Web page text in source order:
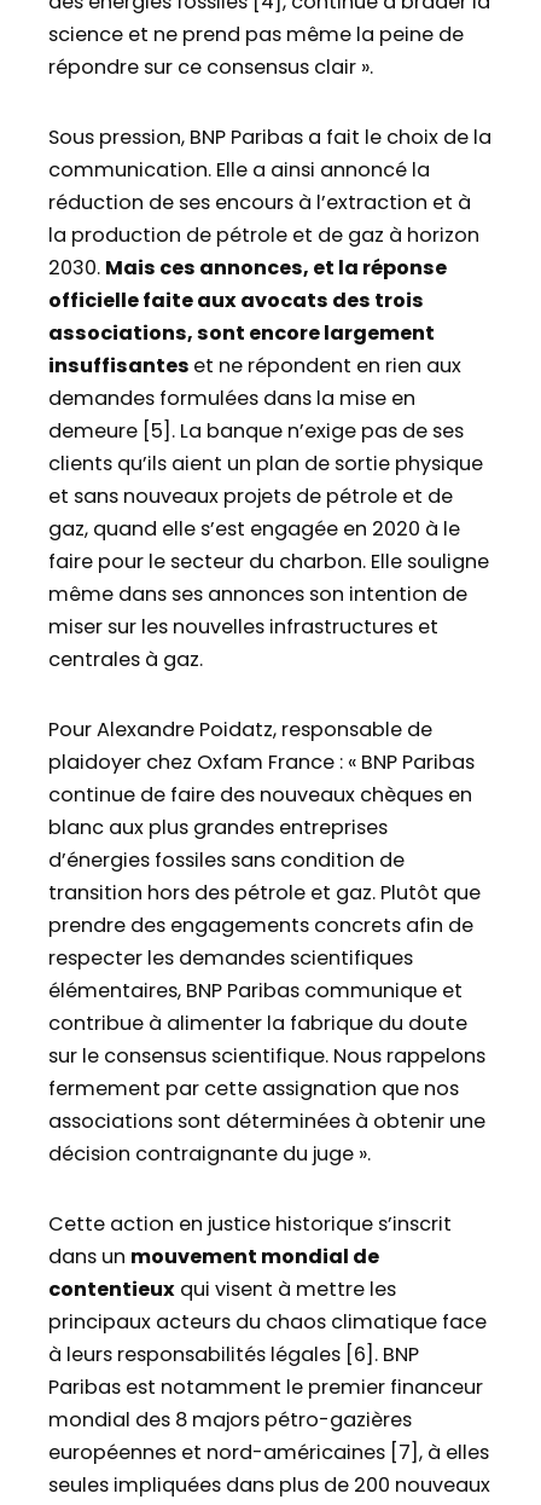
science et ne prend pas même la peine de
répondre sur ce consensus clair ».
Sous pression, BNP Paribas a fait le choix de la
communication. Elle a ainsi annoncé la
réduction de ses encours à l’extraction et à
la production de pétrole et de gaz à horizon
2030. Mais ces annonces, et la réponse
officielle faite aux avocats des trois
associations, sont encore largement
insuffisantes et ne répondent en rien aux
demandes formulées dans la mise en
demeure [5]. La banque n’exige pas de ses
clients qu’ils aient un plan de sortie physique
et sans nouveaux projets de pétrole et de
gaz, quand elle s’est engagée en 2020 à le
faire pour le secteur du charbon. Elle souligne
même dans ses annonces son intention de
miser sur les nouvelles infrastructures et
centrales à gaz.
Pour Alexandre Poidatz, responsable de
plaidoyer chez Oxfam France : « BNP Paribas
continue de faire des nouveaux chèques en
blanc aux plus grandes entreprises
d’énergies fossiles sans condition de
transition hors des pétrole et gaz. Plutôt que
prendre des engagements concrets afin de
respecter les demandes scientifiques
élémentaires, BNP Paribas communique et
contribue à alimenter la fabrique du doute
sur le consensus scientifique. Nous rappelons
fermement par cette assignation que nos
associations sont déterminées à obtenir une
décision contraignante du juge ».
Cette action en justice historique s’inscrit
dans un mouvement mondial de
contentieux qui visent à mettre les
principaux acteurs du chaos climatique face
à leurs responsabilités légales [6]. BNP
Paribas est notamment le premier financeur
mondial des 8 majors pétro-gazières
européennes et nord-américaines [7], à elles
seules impliquées dans plus de 200 nouveaux